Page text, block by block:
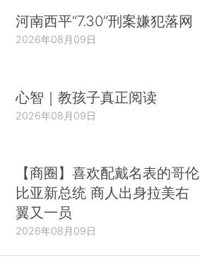
河南西平“7.30”刑案嫌犯落网
2026年08月09日
心智｜教孩子真正阅读
2026年08月09日
【商圈】喜欢配戴名表的哥伦
比亚新总统 商人出身拉美右
翼又一员
2026年08月09日